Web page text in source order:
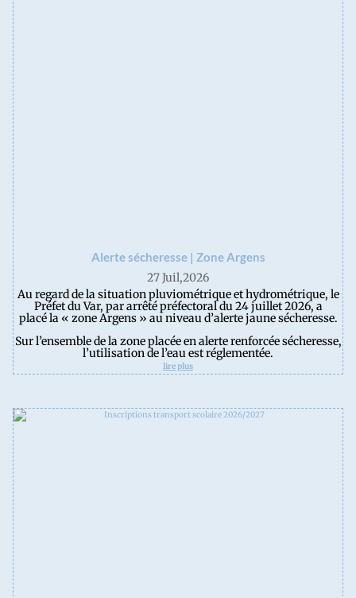
Alerte sécheresse | Zone Argens
27 Juil,2026
Au regard de la situation pluviométrique et hydrométrique, le
Préfet du Var, par arrêté préfectoral du 24 juillet 2026, a
placé la « zone Argens » au niveau d’alerte jaune sécheresse.
Sur l’ensemble de la zone placée en alerte renforcée sécheresse,
l’utilisation de l’eau est réglementée.
lire plus